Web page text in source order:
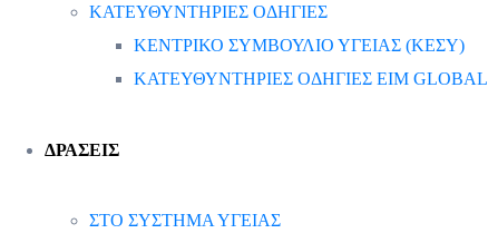
ΚΑΤΕΥΘΥΝΤΗΡΙΕΣ ΟΔΗΓΙΕΣ
ΚΕΝΤΡΙΚΟ ΣΥΜΒΟΥΛΙΟ ΥΓΕΙΑΣ (ΚΕΣΥ)
ΚΑΤΕΥΘΥΝΤΗΡΙΕΣ ΟΔΗΓΙΕΣ EIM GLOBAL
ΔΡΑΣΕΙΣ
ΣΤΟ ΣΥΣΤΗΜΑ ΥΓΕΙΑΣ